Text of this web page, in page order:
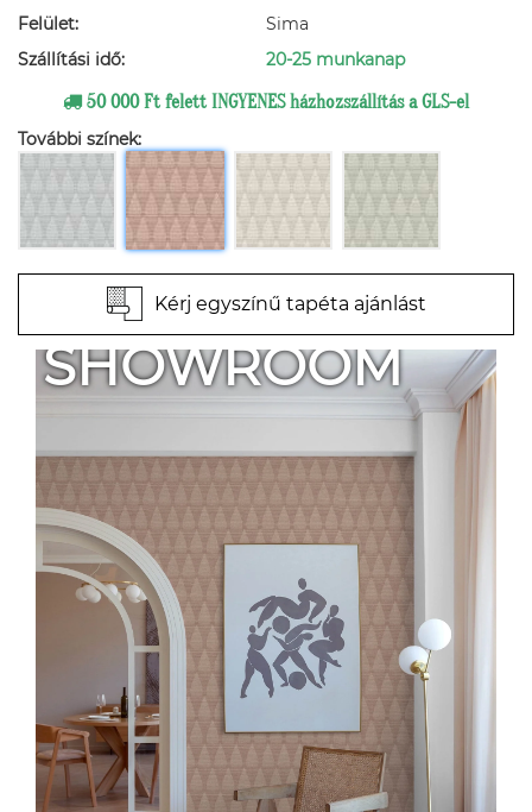
Felület:
Sima
Szállítási idő:
20-25 munkanap
50 000 Ft felett INGYENES házhozszállítás a GLS-el
További színek:
Kérj egyszínű tapéta ajánlást
SHOWROOM